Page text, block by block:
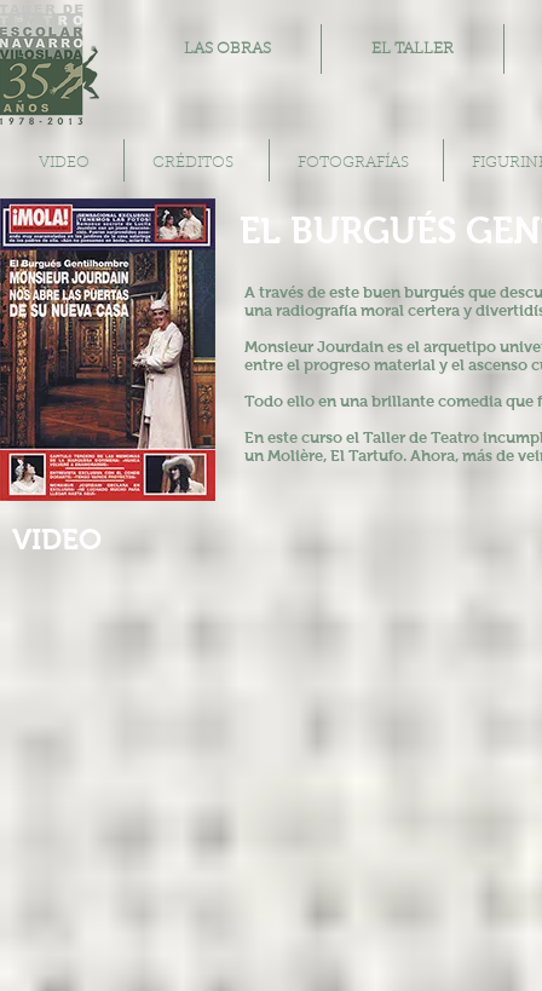
LAS OBRAS EL TALLER
VIDEO CRÉDITOS FOTOGRAFÍAS
EL BURGUÉS
A través de este buen burgués que
una radiografía moral certera y
Monsieur Jourdain es el arquetipo
entre el progreso material y el ascenso
Todo ello en una brillante comedia que
En este curso el Taller de Teatro
un Molière, El Tartufo. Ahora, más de
VIDEO